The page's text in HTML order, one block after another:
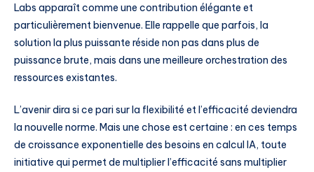
Labs apparaît comme une contribution élégante et
particulièrement bienvenue. Elle rappelle que parfois, la
solution la plus puissante réside non pas dans plus de
puissance brute, mais dans une meilleure orchestration des
ressources existantes.
L’avenir dira si ce pari sur la flexibilité et l’efficacité deviendra
la nouvelle norme. Mais une chose est certaine : en ces temps
de croissance exponentielle des besoins en calcul IA, toute
initiative qui permet de multiplier l’efficacité sans multiplier